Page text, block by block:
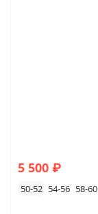
5 500 ₽
50-52 54-56 58-60